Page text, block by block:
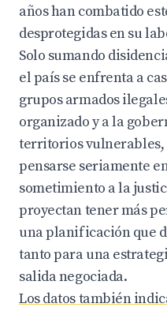
años han combatido
desprotegidas en su
Solo sumando
el país se enfrenta a
grupos armados
organizado y a la
territorios vulnerables,
pensarse seriamente
sometimiento a la
proyectan tener más
una planificación que
tanto para una
salida negociada.
Los datos también